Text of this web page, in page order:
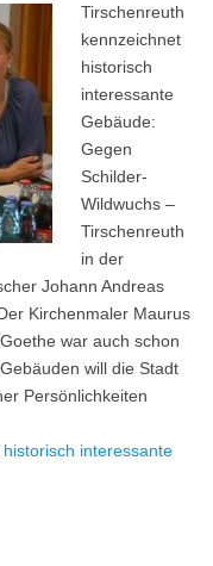
Tirschenreuth
kennzeichnet
historisch
interessante
Gebäude:
Gegen
Schilder-
Wildwuchs –
Tirschenreuth
in der
Johann Andreas
Kirchenmaler Maurus
war auch schon
will die Stadt
Persönlichkeiten
interessante